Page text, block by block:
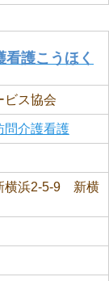
護こうほく
ビス協会
問介護看護
横浜2-5-9 新横